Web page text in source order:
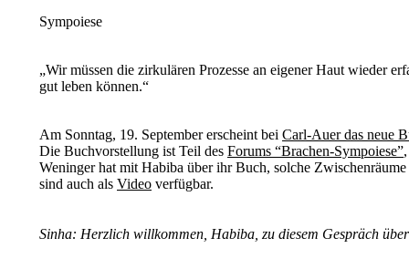
Sympoiese
„Wir müssen die zirkulären Prozesse an eigener Haut wieder
gut leben können.“
Am Sonntag, 19. September erscheint bei Carl-Auer das neue
Die Buchvorstellung ist Teil des Forums “Brachen-Sympoiese”
Weninger hat mit Habiba über ihr Buch, solche
sind auch als Video verfügbar.
Sinha: Herzlich willkommen, Habiba, zu diesem Gespräch